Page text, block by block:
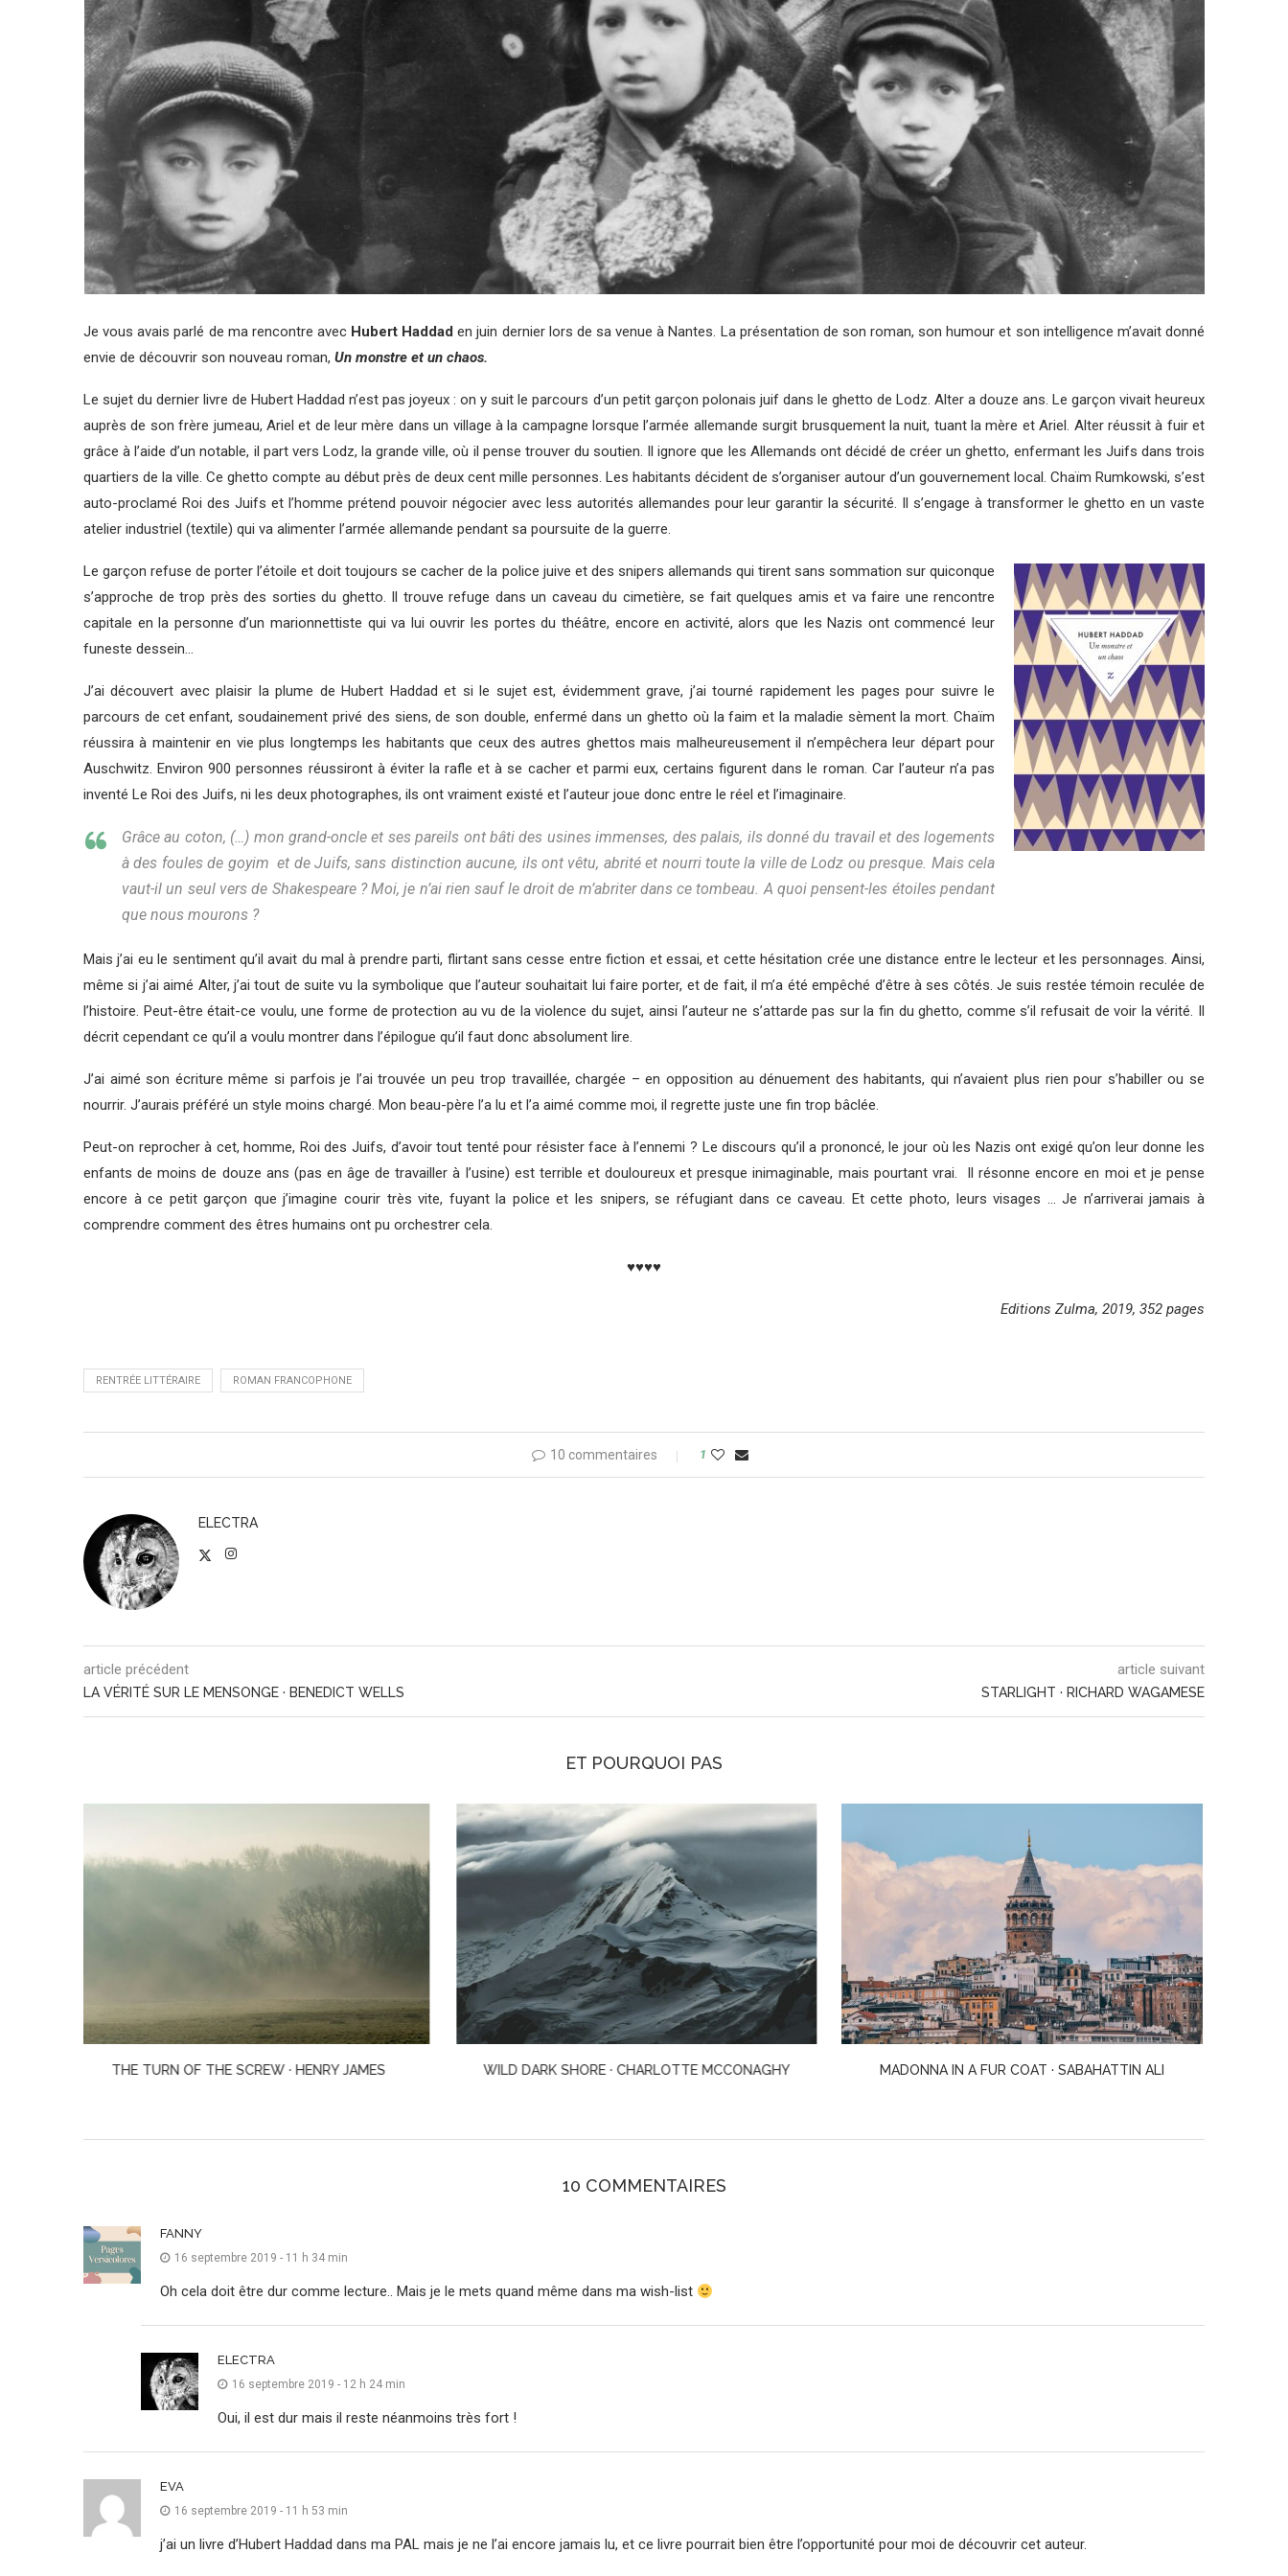
Je vous avais parlé de ma rencontre avec Hubert Haddad en juin dernier lors de sa venue à Nantes. La présentation de son roman, son humour et son intelligence m’avait donné
envie de découvrir son nouveau roman, Un monstre et un chaos.
Le sujet du dernier livre de Hubert Haddad n’est pas joyeux : on y suit le parcours d’un petit garçon polonais juif dans le ghetto de Lodz. Alter a douze ans. Le garçon vivait heureux
auprès de son frère jumeau, Ariel et de leur mère dans un village à la campagne lorsque l’armée allemande surgit brusquement la nuit, tuant la mère et Ariel. Alter réussit à fuir et
grâce à l’aide d’un notable, il part vers Lodz, la grande ville, où il pense trouver du soutien. Il ignore que les Allemands ont décidé de créer un ghetto, enfermant les Juifs dans trois
quartiers de la ville. Ce ghetto compte au début près de deux cent mille personnes. Les habitants décident de s’organiser autour d’un gouvernement local. Chaïm Rumkowski, s’est
auto-proclamé Roi des Juifs et l’homme prétend pouvoir négocier avec less autorités allemandes pour leur garantir la sécurité. Il s’engage à transformer le ghetto en un vaste
atelier industriel (textile) qui va alimenter l’armée allemande pendant sa poursuite de la guerre.
Le garçon refuse de porter l’étoile et doit toujours se cacher de la police juive et des snipers allemands qui tirent sans sommation sur quiconque
s’approche de trop près des sorties du ghetto. Il trouve refuge dans un caveau du cimetière, se fait quelques amis et va faire une rencontre
capitale en la personne d’un marionnettiste qui va lui ouvrir les portes du théâtre, encore en activité, alors que les Nazis ont commencé leur
funeste dessein…
J’ai découvert avec plaisir la plume de Hubert Haddad et si le sujet est, évidemment grave, j’ai tourné rapidement les pages pour suivre le
parcours de cet enfant, soudainement privé des siens, de son double, enfermé dans un ghetto où la faim et la maladie sèment la mort. Chaïm
réussira à maintenir en vie plus longtemps les habitants que ceux des autres ghettos mais malheureusement il n’empêchera leur départ pour
Auschwitz. Environ 900 personnes réussiront à éviter la rafle et à se cacher et parmi eux, certains figurent dans le roman. Car l’auteur n’a pas
inventé Le Roi des Juifs, ni les deux photographes, ils ont vraiment existé et l’auteur joue donc entre le réel et l’imaginaire.
Grâce au coton, (…) mon grand-oncle et ses pareils ont bâti des usines immenses, des palais, ils donné du travail et des logements
à des foules de goyim et de Juifs, sans distinction aucune, ils ont vêtu, abrité et nourri toute la ville de Lodz ou presque. Mais cela
vaut-il un seul vers de Shakespeare ? Moi, je n’ai rien sauf le droit de m’abriter dans ce tombeau. A quoi pensent-les étoiles pendant
que nous mourons ?
Mais j’ai eu le sentiment qu’il avait du mal à prendre parti, flirtant sans cesse entre fiction et essai, et cette hésitation crée une distance entre le lecteur et les personnages. Ainsi,
même si j’ai aimé Alter, j’ai tout de suite vu la symbolique que l’auteur souhaitait lui faire porter, et de fait, il m’a été empêché d’être à ses côtés. Je suis restée témoin reculée de
l’histoire. Peut-être était-ce voulu, une forme de protection au vu de la violence du sujet, ainsi l’auteur ne s’attarde pas sur la fin du ghetto, comme s’il refusait de voir la vérité. Il
décrit cependant ce qu’il a voulu montrer dans l’épilogue qu’il faut donc absolument lire.
J’ai aimé son écriture même si parfois je l’ai trouvée un peu trop travaillée, chargée – en opposition au dénuement des habitants, qui n’avaient plus rien pour s’habiller ou se
nourrir. J’aurais préféré un style moins chargé. Mon beau-père l’a lu et l’a aimé comme moi, il regrette juste une fin trop bâclée.
Peut-on reprocher à cet, homme, Roi des Juifs, d’avoir tout tenté pour résister face à l’ennemi ? Le discours qu’il a prononcé, le jour où les Nazis ont exigé qu’on leur donne les
enfants de moins de douze ans (pas en âge de travailler à l’usine) est terrible et douloureux et presque inimaginable, mais pourtant vrai. Il résonne encore en moi et je pense
encore à ce petit garçon que j’imagine courir très vite, fuyant la police et les snipers, se réfugiant dans ce caveau. Et cette photo, leurs visages … Je n’arriverai jamais à
comprendre comment des êtres humains ont pu orchestrer cela.
♥♥♥♥
Editions Zulma, 2019, 352 pages
RENTRÉE LITTÉRAIRE ROMAN FRANCOPHONE
10 commentaires 1
ELECTRA
article précédent
LA VÉRITÉ SUR LE MENSONGE · BENEDICT WELLS
article suivant
STARLIGHT · RICHARD WAGAMESE
ET POURQUOI PAS
WILD DARK SHORE · CHARLOTTE MCCONAGHY MADONNA IN A FUR COAT · SABAHATTIN ALI UNE DRÔLE DE PEINE · JUSTINE LEVY
10 COMMENTAIRES
FANNY
16 septembre 2019 - 11 h 34 min
Oh cela doit être dur comme lecture.. Mais je le mets quand même dans ma wish-list
ELECTRA
16 septembre 2019 - 12 h 24 min
Oui, il est dur mais il reste néanmoins très fort !
EVA
16 septembre 2019 - 11 h 53 min
j’ai un livre d’Hubert Haddad dans ma PAL mais je ne l’ai encore jamais lu, et ce livre pourrait bien être l’opportunité pour moi de découvrir cet auteur.